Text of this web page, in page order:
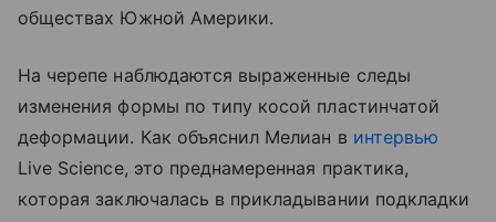
обществах Южной Америки.
На черепе наблюдаются выраженные следы
изменения формы по типу косой пластинчатой
деформации. Как объяснил Мелиан в интервью
Live Science, это преднамеренная практика,
которая заключалась в прикладывании подкладки